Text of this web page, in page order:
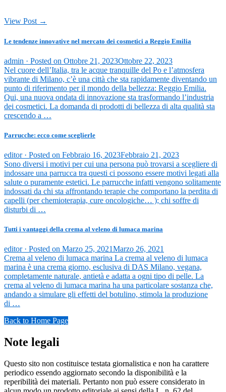
View Post →
Le tendenze innovative nel mercato dei cosmetici a Reggio Emilia
admin · Posted on Ottobre 21, 2023Ottobre 22, 2023
Nel cuore dell’Italia, tra le acque tranquille del Po e l’atmosfera
vibrante di Milano, c’è una città che sta rapidamente diventando un
punto di riferimento per il mondo della bellezza: Reggio Emilia.
Qui, una nuova ondata di innovazione sta trasformando l’industria
dei cosmetici. La domanda di prodotti di bellezza di alta qualità sta
crescendo a …
Parrucche: ecco come sceglierle
editor · Posted on Febbraio 16, 2023Febbraio 21, 2023
Sono diversi i motivi per cui una persona può trovarsi a scegliere di
indossare una parrucca tra questi ci possono essere motivi legati alla
salute o puramente estetici. Le parrucche infatti vengono solitamente
indossati da chi sta affrontando terapie che comportano la perdita di
capelli (per chemioterapia, cure oncologiche… ); chi soffre di
disturbi di …
Tutti i vantaggi della crema al veleno di lumaca marina
editor · Posted on Marzo 25, 2021Marzo 26, 2021
Crema al veleno di lumaca marina La crema al veleno di lumaca
marina è una crema giorno, esclusiva di DAS Milano, vegana,
completamente naturale, antietà e adatta a ogni tipo di pelle. La
crema al veleno di lumaca marina ha una particolare sostanza che,
andando a simulare gli effetti del botulino, stimola la produzione
di …
Back to Home Page
Note legali
Questo sito non costituisce testata giornalistica e non ha carattere
periodico essendo aggiornato secondo la disponibilità e la
reperibilità dei materiali. Pertanto non può essere considerato in